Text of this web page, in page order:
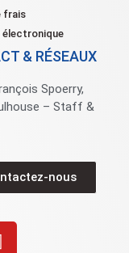
frais
électronique
& RÉSEAUX
Spoerry,
– Staff &
nous